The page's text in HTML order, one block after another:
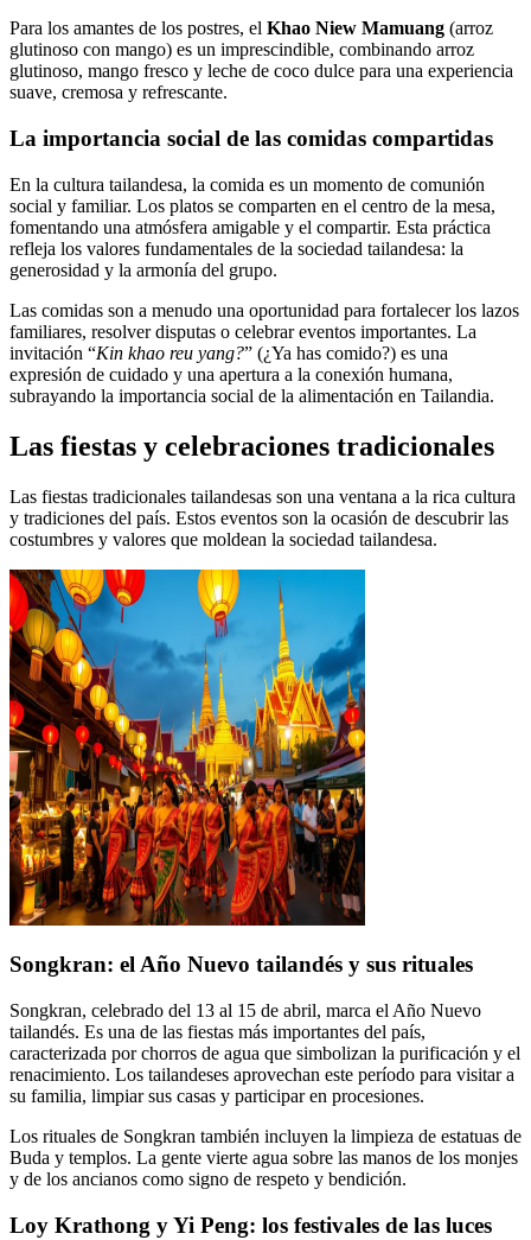
Para los amantes de los postres, el Khao Niew Mamuang (arroz
glutinoso con mango) es un imprescindible, combinando arroz
glutinoso, mango fresco y leche de coco dulce para una experiencia
suave, cremosa y refrescante.
La importancia social de las comidas compartidas
En la cultura tailandesa, la comida es un momento de comunión
social y familiar. Los platos se comparten en el centro de la mesa,
fomentando una atmósfera amigable y el compartir. Esta práctica
refleja los valores fundamentales de la sociedad tailandesa: la
generosidad y la armonía del grupo.
Las comidas son a menudo una oportunidad para fortalecer los lazos
familiares, resolver disputas o celebrar eventos importantes. La
invitación “Kin khao reu yang?” (¿Ya has comido?) es una
expresión de cuidado y una apertura a la conexión humana,
subrayando la importancia social de la alimentación en Tailandia.
Las fiestas y celebraciones tradicionales
Las fiestas tradicionales tailandesas son una ventana a la rica cultura
y tradiciones del país. Estos eventos son la ocasión de descubrir las
costumbres y valores que moldean la sociedad tailandesa.
Songkran: el Año Nuevo tailandés y sus rituales
Songkran, celebrado del 13 al 15 de abril, marca el Año Nuevo
tailandés. Es una de las fiestas más importantes del país,
caracterizada por chorros de agua que simbolizan la purificación y el
renacimiento. Los tailandeses aprovechan este período para visitar a
su familia, limpiar sus casas y participar en procesiones.
Los rituales de Songkran también incluyen la limpieza de estatuas de
Buda y templos. La gente vierte agua sobre las manos de los monjes
y de los ancianos como signo de respeto y bendición.
Loy Krathong y Yi Peng: los festivales de las luces